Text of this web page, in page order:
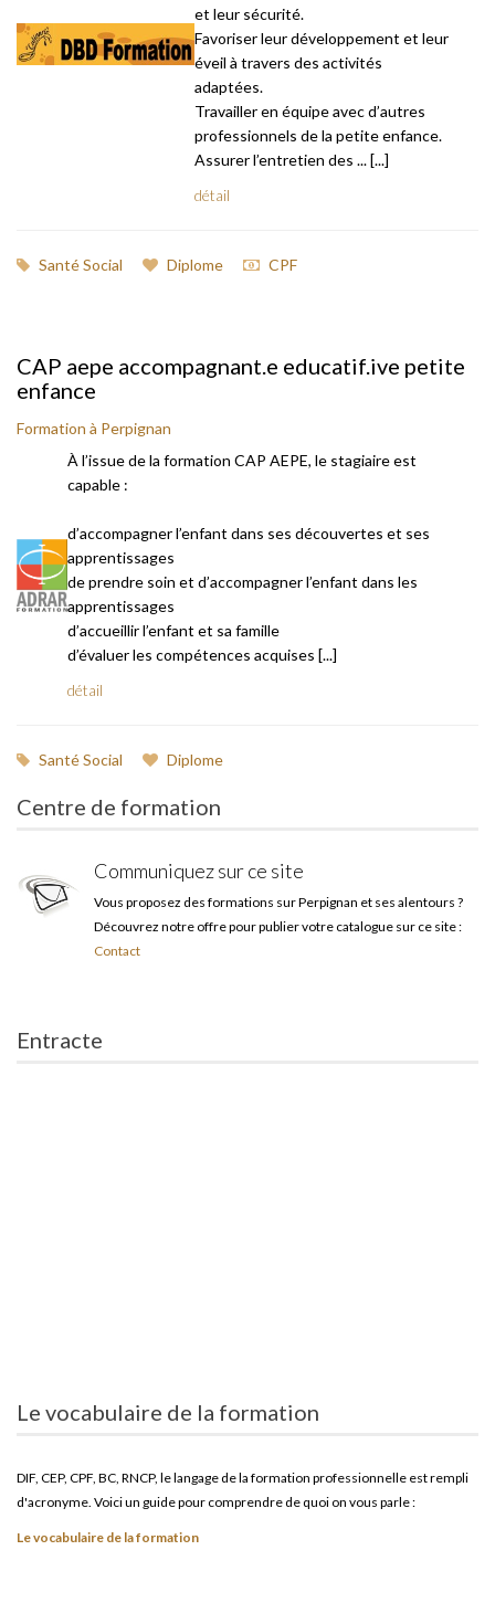
et leur sécurité.
Favoriser leur développement et leur
éveil à travers des activités
adaptées.
Travailler en équipe avec d’autres
professionnels de la petite enfance.
Assurer l’entretien des ... [...]
détail
Santé Social Diplome CPF
CAP aepe accompagnant.e educatif.ive petite
enfance
Formation à Perpignan
À l’issue de la formation CAP AEPE, le stagiaire est
capable :
d’accompagner l’enfant dans ses découvertes et ses
apprentissages
de prendre soin et d’accompagner l’enfant dans les
apprentissages
d’accueillir l’enfant et sa famille
d’évaluer les compétences acquises [...]
détail
Santé Social Diplome
Centre de formation
Communiquez sur ce site
Vous proposez des formations sur Perpignan et ses alentours ?
Découvrez notre offre pour publier votre catalogue sur ce site :
Contact
Entracte
Le vocabulaire de la formation
DIF, CEP, CPF, BC, RNCP, le langage de la formation professionnelle est rempli
d'acronyme. Voici un guide pour comprendre de quoi on vous parle :
Le vocabulaire de la formation